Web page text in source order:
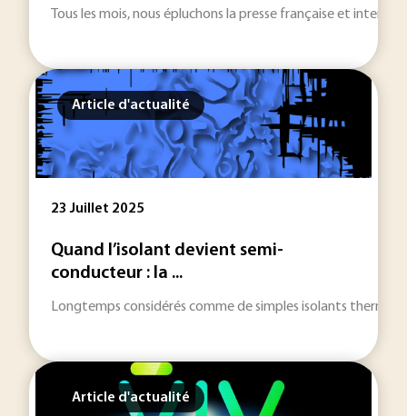
Tous les mois, nous épluchons la presse française et
Article d'actualité
23 Juillet 2025
Quand l’isolant devient semi-
conducteur : la ...
Longtemps considérés comme de simples isolants
Article d'actualité